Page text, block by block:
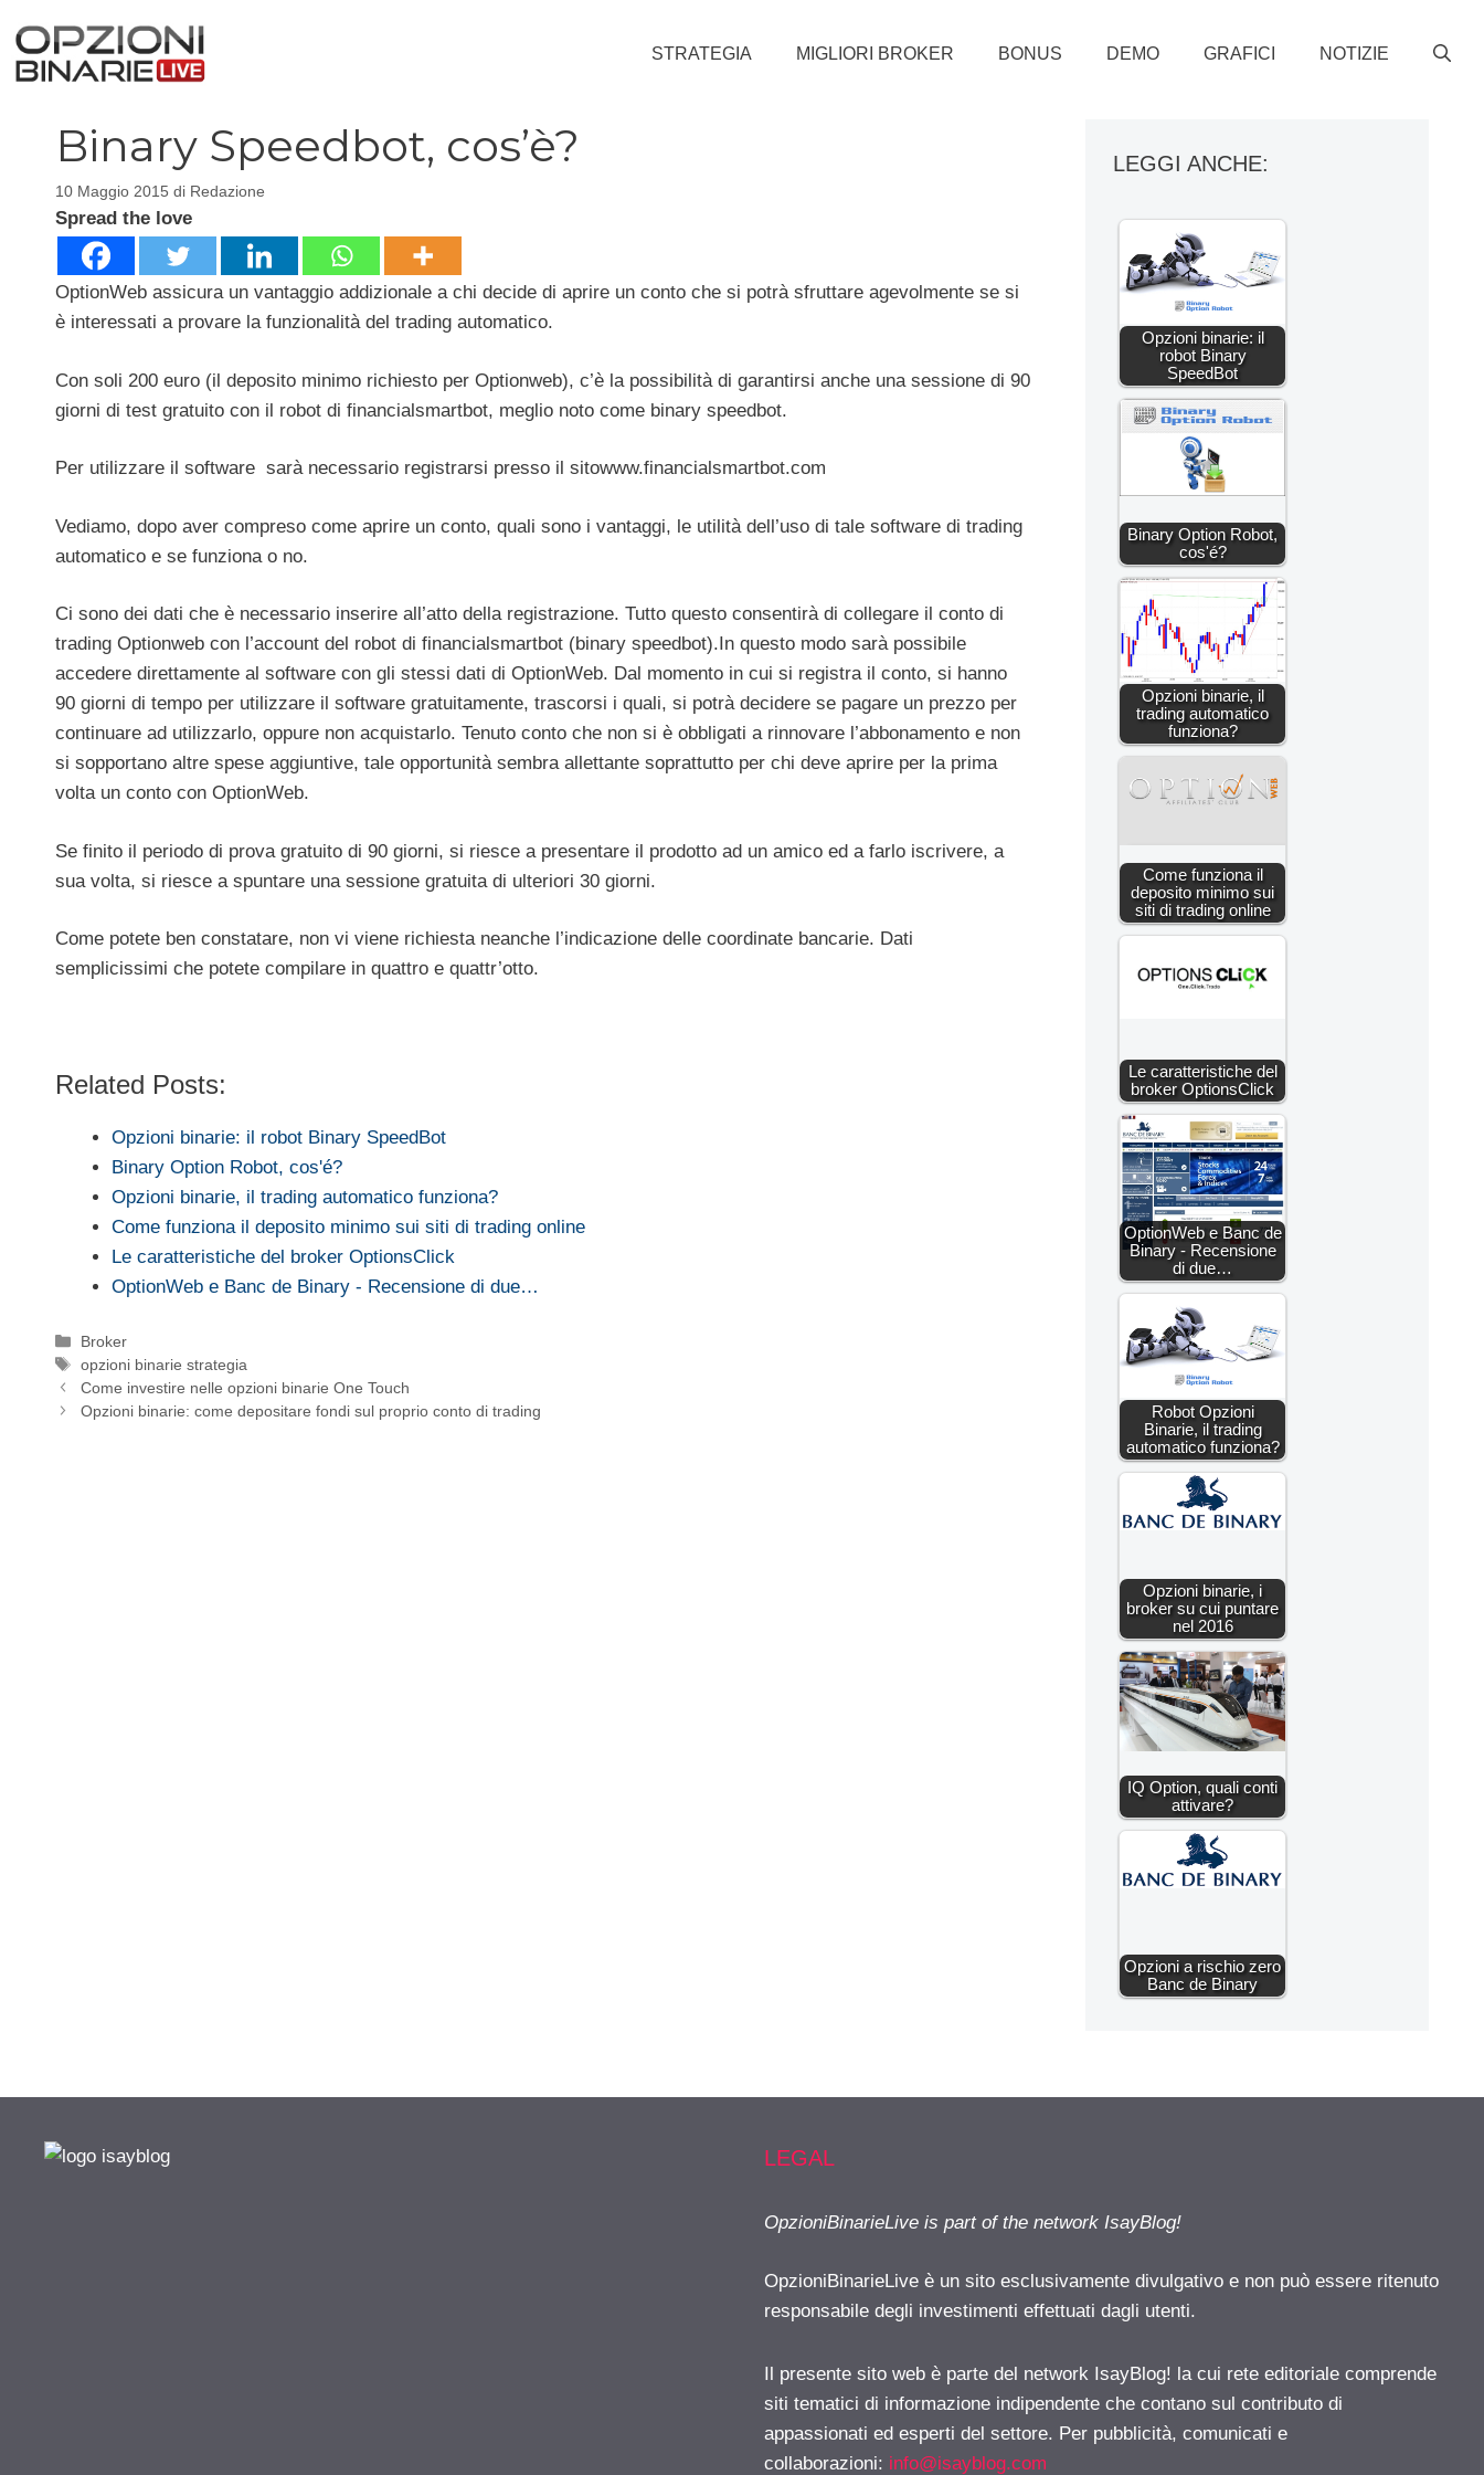
contenuto
STRATEGIA MIGLIORI BROKER BONUS DEMO GRAFICI NOTIZIE
Binary Speedbot, cos’è?
10 Maggio 2015 di Redazione
Spread the love
OptionWeb assicura un vantaggio addizionale a chi decide di aprire un conto che si potrà sfruttare agevolmente se si
è interessati a provare la funzionalità del trading automatico.
Con soli 200 euro (il deposito minimo richiesto per Optionweb), c’è la possibilità di garantirsi anche una sessione di 90
giorni di test gratuito con il robot di financialsmartbot, meglio noto come binary speedbot.
Per utilizzare il software sarà necessario registrarsi presso il sitowww.financialsmartbot.com
Vediamo, dopo aver compreso come aprire un conto, quali sono i vantaggi, le utilità dell’uso di tale software di trading
automatico e se funziona o no.
Ci sono dei dati che è necessario inserire all’atto della registrazione. Tutto questo consentirà di collegare il conto di
trading Optionweb con l’account del robot di financialsmartbot (binary speedbot).In questo modo sarà possibile
accedere direttamente al software con gli stessi dati di OptionWeb. Dal momento in cui si registra il conto, si hanno
90 giorni di tempo per utilizzare il software gratuitamente, trascorsi i quali, si potrà decidere se pagare un prezzo per
continuare ad utilizzarlo, oppure non acquistarlo. Tenuto conto che non si è obbligati a rinnovare l’abbonamento e non
si sopportano altre spese aggiuntive, tale opportunità sembra allettante soprattutto per chi deve aprire per la prima
volta un conto con OptionWeb.
Se finito il periodo di prova gratuito di 90 giorni, si riesce a presentare il prodotto ad un amico ed a farlo iscrivere, a
sua volta, si riesce a spuntare una sessione gratuita di ulteriori 30 giorni.
Come potete ben constatare, non vi viene richiesta neanche l’indicazione delle coordinate bancarie. Dati
semplicissimi che potete compilare in quattro e quattr’otto.
Related Posts:
Opzioni binarie: il robot Binary SpeedBot
Binary Option Robot, cos'é?
Opzioni binarie, il trading automatico funziona?
Come funziona il deposito minimo sui siti di trading online
Le caratteristiche del broker OptionsClick
OptionWeb e Banc de Binary - Recensione di due…
Categorie
Broker
Tag
opzioni binarie strategia
Come investire nelle opzioni binarie One Touch
Opzioni binarie: come depositare fondi sul proprio conto di trading
LEGGI ANCHE:
Opzioni binarie: il
robot Binary
SpeedBot
Binary Option Robot,
cos'é?
Opzioni binarie, il
trading automatico
funziona?
Come funziona il
deposito minimo sui
siti di trading online
Le caratteristiche del
broker OptionsClick
OptionWeb e Banc de
Binary - Recensione
di due…
Robot Opzioni
Binarie, il trading
automatico funziona?
Opzioni binarie, i
broker su cui puntare
nel 2016
IQ Option, quali conti
attivare?
Opzioni a rischio zero
Banc de Binary
LEGAL
OpzioniBinarieLive is part of the network IsayBlog!
OpzioniBinarieLive è un sito esclusivamente divulgativo e non può essere ritenuto
responsabile degli investimenti effettuati dagli utenti.
Il presente sito web è parte del network IsayBlog! la cui rete editoriale comprende
siti tematici di informazione indipendente che contano sul contributo di
appassionati ed esperti del settore. Per pubblicità, comunicati e
collaborazioni: info@isayblog.com